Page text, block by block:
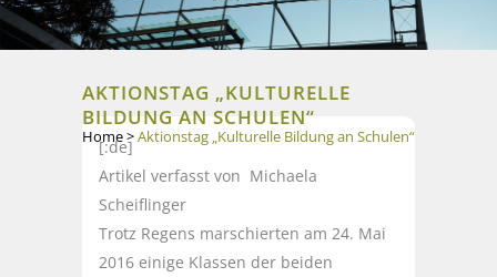
AKTIONSTAG „KULTURELLE
BILDUNG AN SCHULEN“
Home>Aktionstag „Kulturelle Bildung an Schulen“
[:de]
Artikel verfasst von Michaela
Scheiflinger
Trotz Regens marschierten am 24. Mai
2016 einige Klassen der beiden